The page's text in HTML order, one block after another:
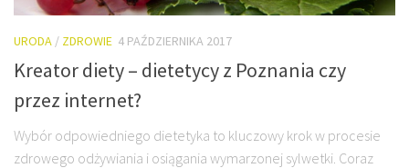
URODA / ZDROWIE 4 PAŹDZIERNIKA 2017
Kreator diety – dietetycy z Poznania czy
przez internet?
Wybór odpowiedniego dietetyka to kluczowy krok w procesie
zdrowego odżywiania i osiągania wymarzonej sylwetki. Coraz